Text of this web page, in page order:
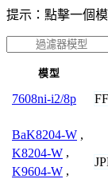
提示：點擊一個
模型
7608ni-i2/8p
BaK8204-W ,
K8204-W ,
K9604-W ,